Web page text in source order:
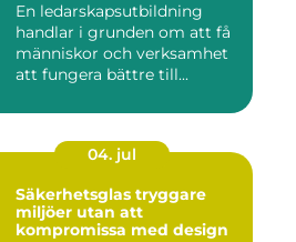
En ledarskapsutbildning
handlar i grunden om att få
människor och verksamhet
att fungera bättre till...
04. jul
Säkerhetsglas tryggare
miljöer utan att
kompromissa med design